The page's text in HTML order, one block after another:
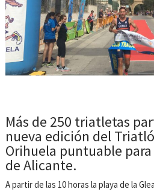
Más de 250 triatletas
nueva edición del
Orihuela puntuable
de Alicante.
A partir de las 10 horas la playa de la